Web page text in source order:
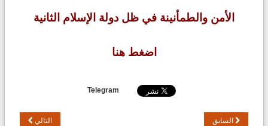
الأمن والطمأنينة في ظل دولة الإسلام الثانية
اضغط هنا
Telegram
السابق التالي